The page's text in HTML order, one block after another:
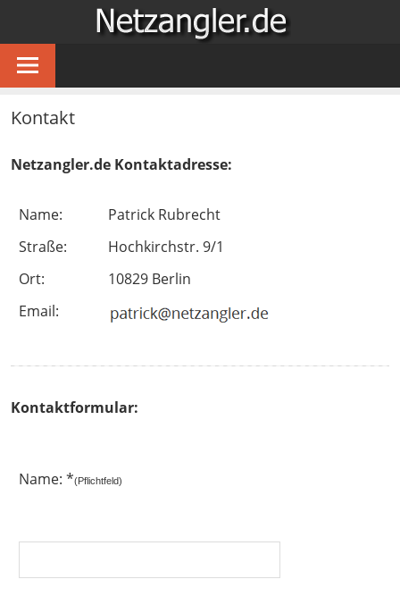
springen
für
imKontakt
Netzangler.de Kontaktadresse:
Name:
Patrick Rubrecht
Straße:
Hochkirchstr. 9/1
Ort:
10829 Berlin
Email:
Kontaktformular:
Name: *(Pflichtfeld)